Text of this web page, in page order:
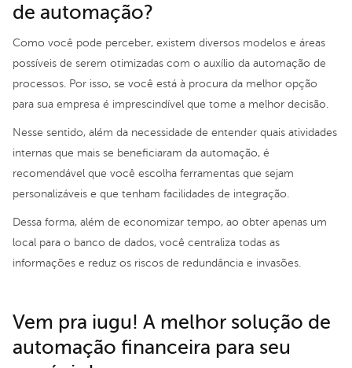
de automação?
Como você pode perceber, existem diversos modelos e áreas
possíveis de serem otimizadas com o auxílio da automação de
processos. Por isso, se você está à procura da melhor opção
para sua empresa é imprescindível que tome a melhor decisão.
Nesse sentido, além da necessidade de entender quais atividades
internas que mais se beneficiaram da automação, é
recomendável que você escolha ferramentas que sejam
personalizáveis e que tenham facilidades de integração.
Dessa forma, além de economizar tempo, ao obter apenas um
local para o banco de dados, você centraliza todas as
informações e reduz os riscos de redundância e invasões.
Vem pra iugu! A melhor solução de
automação financeira para seu